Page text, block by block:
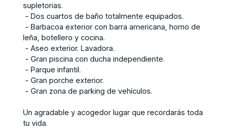
supletorias.
- Dos cuartos de baño totalmente equipados.
- Barbacoa exterior con barra americana, horno de
leña, botellero y cocina.
- Aseo exterior. Lavadora.
- Gran piscina con ducha independiente.
- Parque infantil.
- Gran porche exterior.
- Gran zona de parking de vehículos.
Un agradable y acogedor lugar que recordarás toda
tu vida.